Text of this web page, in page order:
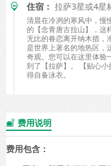
住宿： 拉萨3星或4星
清晨在冷冽的寒风中，慢
的【念青唐古拉山】，这
无比的眷恋离开纳木措，
是世界上著名的地热区，
奇观。您可以在这里体验
到了【拉萨】。 【贴心
得自备泳衣。
 费用说明
费用包含：